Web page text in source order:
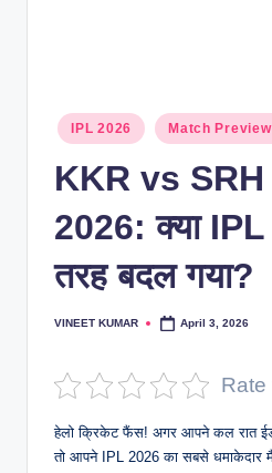
Posted
in
IPL 2026 Match
KKR vs
2026: क्या IPL
तरह बदल गया?
Posted
VINEET KUMAR April 3, 2026
Rate
हेलो क्रिकेट फैंस! अगर आपने कल रात
तो आपने IPL 2026 का सबसे धमाकेदार